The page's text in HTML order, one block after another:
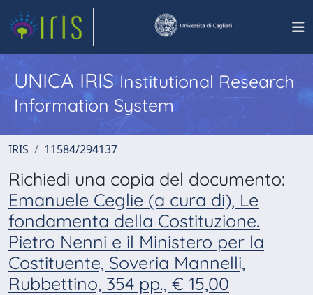
UNICA IRISInstitutional Research
Information System
IRIS 11584/294137
Richiedi una copia del documento:
Emanuele Ceglie (a cura di), Le
fondamenta della Costituzione.
Pietro Nenni e il Ministero per la
Costituente, Soveria Mannelli,
Rubbettino, 354 pp., € 15,00